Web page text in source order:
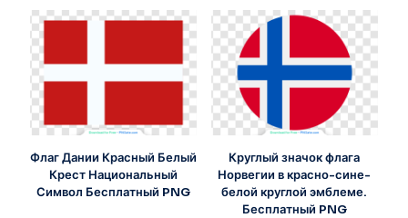
Флаг Дании Красный Белый
Крест Национальный
Символ Бесплатный PNG
Круглый значок флага
Норвегии в красно-сине-
белой круглой эмблеме.
Бесплатный PNG